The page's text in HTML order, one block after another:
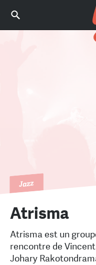
Jazz
Atrisma
Atrisma est un
rencontre de
Johary